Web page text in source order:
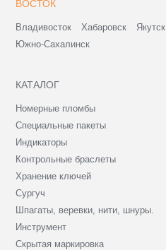
ВОСТОК
Владивосток Хабаровск Якутск
Южно-Сахалинск
КАТАЛОГ
Номерные пломбы
Специальные пакеты
Индикаторы
Контрольные браслеты
Хранение ключей
Сургуч
Шпагаты, веревки, нити, шнуры.
Инструмент
Скрытая маркировка